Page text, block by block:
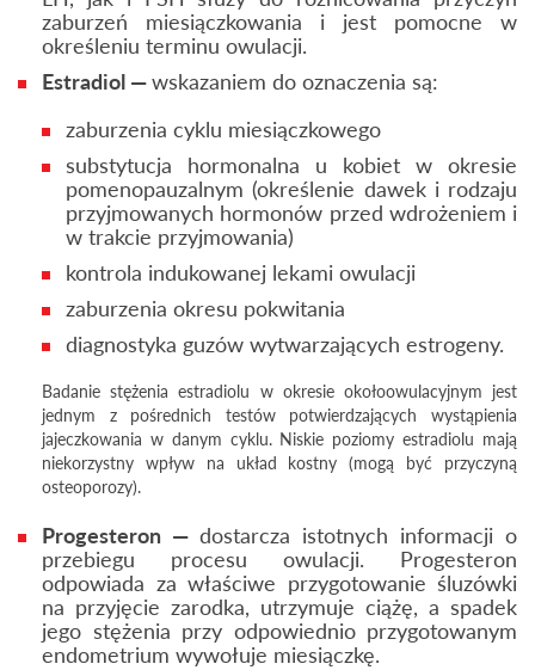
zaburzeń miesiączkowania i jest pomocne w
określeniu terminu owulacji.
Estradiol —wskazaniem do oznaczenia są:
zaburzenia cyklu miesiączkowego
substytucja hormonalna u kobiet w okresie
pomenopauzalnym (określenie dawek i rodzaju
przyjmowanych hormonów przed wdrożeniem i
w trakcie przyjmowania)
kontrola indukowanej lekami owulacji
zaburzenia okresu pokwitania
diagnostyka guzów wytwarzających estrogeny.
Badanie stężenia estradiolu w okresie okołoowulacyjnym jest
jednym z pośrednich testów potwierdzających wystąpienia
jajeczkowania w danym cyklu. Niskie poziomy estradiolu mają
niekorzystny wpływ na układ kostny (mogą być przyczyną
osteoporozy).
Progesteron — dostarcza istotnych informacji o
przebiegu procesu owulacji. Progesteron
odpowiada za właściwe przygotowanie śluzówki
na przyjęcie zarodka, utrzymuje ciążę, a spadek
jego stężenia przy odpowiednio przygotowanym
endometrium wywołuje miesiączkę.